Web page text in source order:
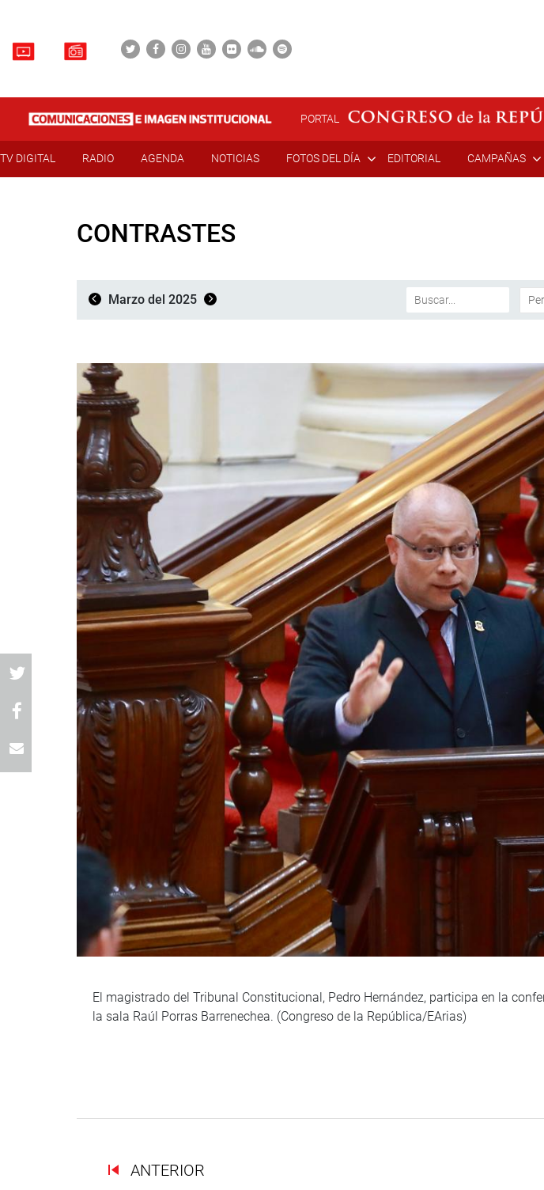
PORTAL
TV DIGITAL RADIO AGENDA NOTICIAS FOTOS DEL DÍA EDITORIAL CAMPAÑAS
CONTRASTES
Marzo del 2025
El magistrado del Tribunal Constitucional, Pedro Hernández, participa en la
la sala Raúl Porras Barrenechea. (Congreso de la República/EArias)
ANTERIOR